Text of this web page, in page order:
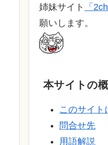
姉妹サイト 「
願いします。
本サイトの
このサイト
問合せ先
用語解説